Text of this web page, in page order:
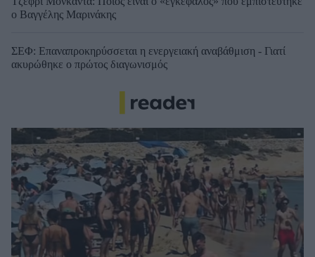
ο Βαγγέλης Μαρινάκης
ΣΕΦ: Επαναπροκηρύσσεται η ενεργειακή αναβάθμιση - Γιατί
ακυρώθηκε ο πρώτος διαγωνισμός